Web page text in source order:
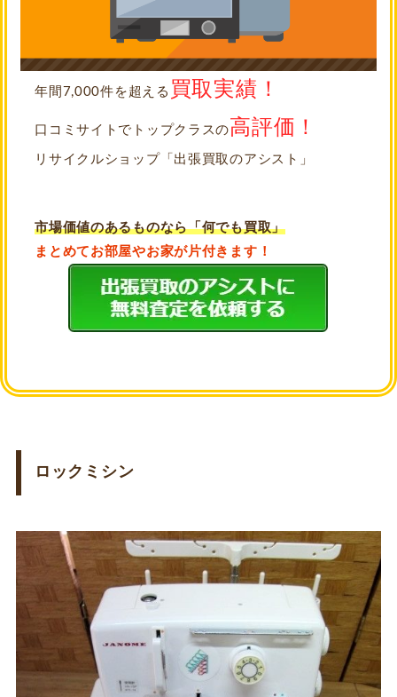
年間7,000件を超える 買取実績！
口コミサイトでトップクラスの 高評価！
リサイクルショップ「出張買取のアシスト」
市場価値のあるものなら「何でも買取」
まとめてお部屋やお家が片付きます！
ロックミシン